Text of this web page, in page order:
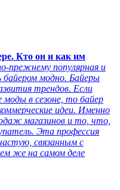
Кто он и как им
прежнему популярная и
байером модно. Байеры
трендов. Если
моды в сезоне, то байер
идеи. Именно
магазинов и то, что,
Эта профессия
связанным с
же на самом деле